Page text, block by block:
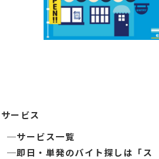
サービス
サービス一覧
即日・単発のバイト探しは「ス